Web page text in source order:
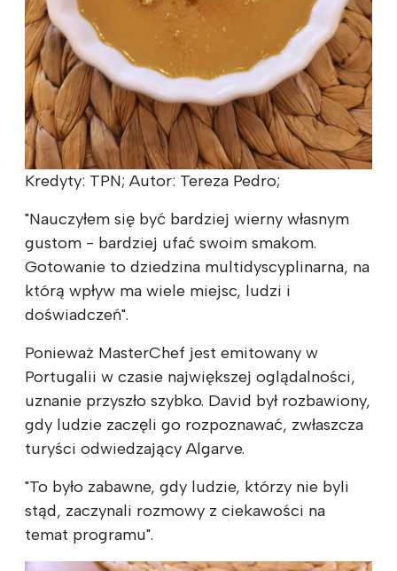
Kredyty: TPN; Autor: Tereza Pedro;
"Nauczyłem się być bardziej wierny własnym
gustom - bardziej ufać swoim smakom.
Gotowanie to dziedzina multidyscyplinarna, na
którą wpływ ma wiele miejsc, ludzi i
doświadczeń".
Ponieważ MasterChef jest emitowany w
Portugalii w czasie największej oglądalności,
uznanie przyszło szybko. David był rozbawiony,
gdy ludzie zaczęli go rozpoznawać, zwłaszcza
turyści odwiedzający Algarve.
"To było zabawne, gdy ludzie, którzy nie byli
stąd, zaczynali rozmowy z ciekawości na
temat programu".